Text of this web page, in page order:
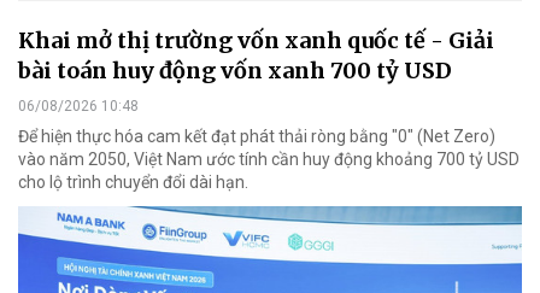
Khai mở thị trường vốn xanh quốc tế - Giải
bài toán huy động vốn xanh 700 tỷ USD
06/08/2026 10:48
Để hiện thực hóa cam kết đạt phát thải ròng bằng "0" (Net Zero)
vào năm 2050, Việt Nam ước tính cần huy động khoảng 700 tỷ USD
cho lộ trình chuyển đổi dài hạn.